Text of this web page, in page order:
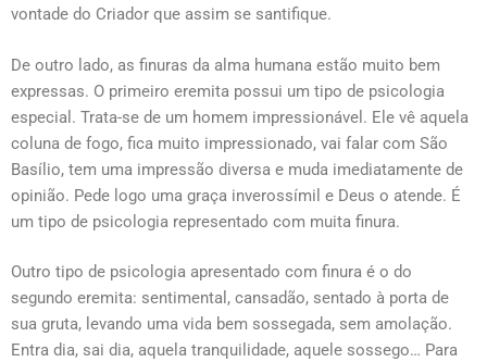
vontade do Criador que assim se santifique.
De outro lado, as finuras da alma humana estão muito bem
expressas. O primeiro eremita possui um tipo de psicologia
especial. Trata-se de um homem impressionável. Ele vê aquela
coluna de fogo, fica muito impressionado, vai falar com São
Basílio, tem uma impressão diversa e muda imediatamente de
opinião. Pede logo uma graça inverossímil e Deus o atende. É
um tipo de psicologia representado com muita finura.
Outro tipo de psicologia apresentado com finura é o do
segundo eremita: sentimental, cansadão, sentado à porta de
sua gruta, levando uma vida bem sossegada, sem amolação.
Entra dia, sai dia, aquela tranquilidade, aquele sossego… Para